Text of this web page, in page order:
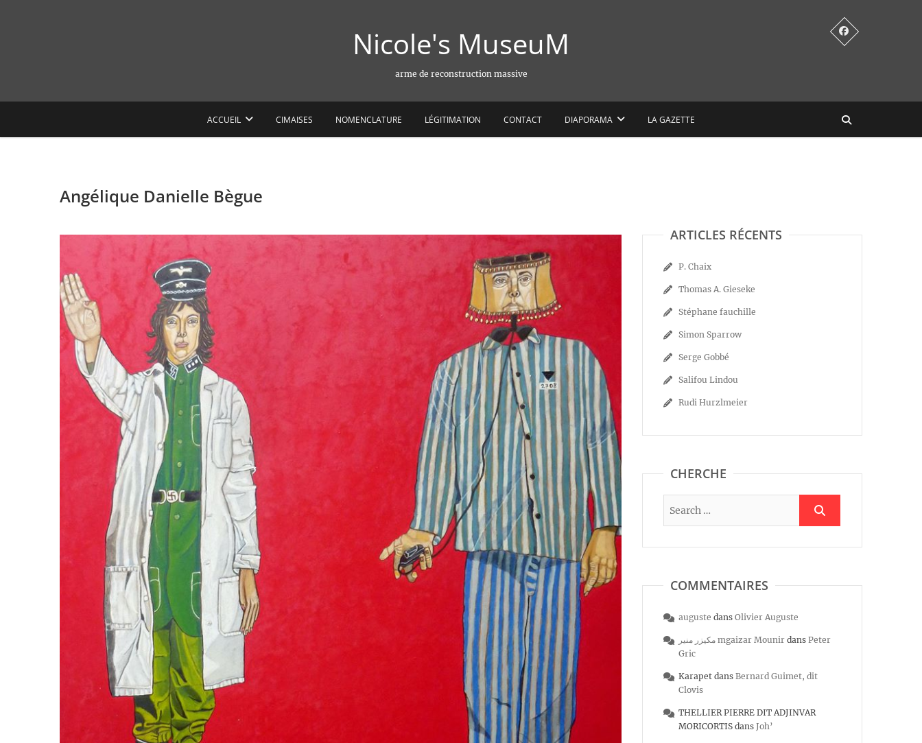
Nicole's MuseuM
arme de reconstruction massive
ACCUEIL CIMAISES NOMENCLATURE LÉGITIMATION CONTACT DIAPORAMA LA GAZETTE
Angélique Danielle Bègue
ARTICLES RÉCENTS
P. Chaix
Thomas A. Gieseke
Stéphane fauchille
Simon Sparrow
Serge Gobbé
Salifou Lindou
Rudi Hurzlmeier
CHERCHE
COMMENTAIRES
auguste dans Olivier Auguste
مكيزر منير mgaizar Mounir dans Peter
Gric
Karapet dans Bernard Guimet, dit
Clovis
THELLIER PIERRE DIT ADJINVAR
MORICORTIS dans Joh’